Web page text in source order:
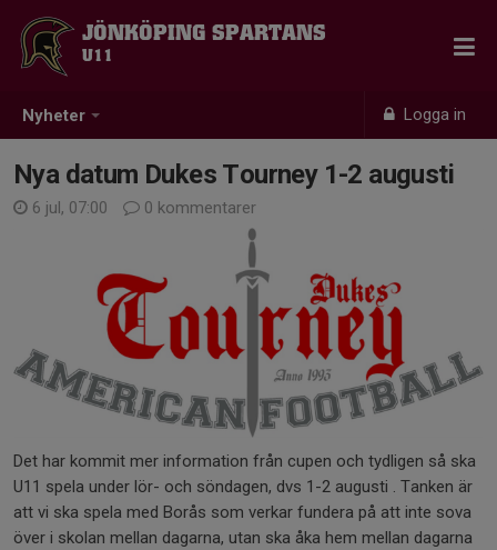
Nyheter Logga in
JÖNKÖPING SPARTANS
U11
Nya datum Dukes Tourney 1-2 augusti
6 jul, 07:00 0 kommentarer
Det har kommit mer information från cupen och tydligen så ska
U11 spela under lör- och söndagen, dvs 1-2 augusti . Tanken är
att vi ska spela med Borås som verkar fundera på att inte sova
över i skolan mellan dagarna, utan ska åka hem mellan dagarna